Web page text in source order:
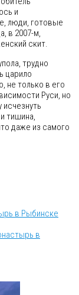
и
люди, готовые
в 2007-м,
скит.
трудно
царило
не только в его
Руси, но
исчезнуть
тишина,
даже из самого
в Рыбинске
в